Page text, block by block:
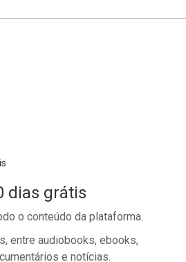
dias grátis
o conteúdo da plataforma.
entre audiobooks, ebooks,
e notícias.